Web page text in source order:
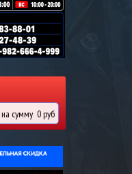
на сумму 0 руб